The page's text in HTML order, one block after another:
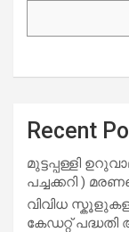
Recent
മുട്ടപ്പള്ളി
പച്ചക്കറി )
വിവിധ
കേഡറ്റ്